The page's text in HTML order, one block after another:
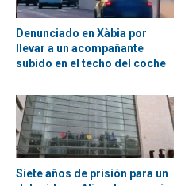
Denunciado en Xàbia por
llevar a un acompañante
subido en el techo del coche
Siete años de prisión para un